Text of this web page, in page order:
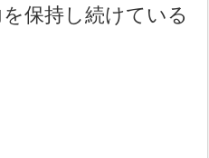
保持し続けている